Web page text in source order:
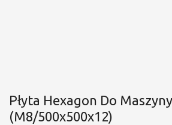
Płyta Hexagon Do
(M8/500x500x12)